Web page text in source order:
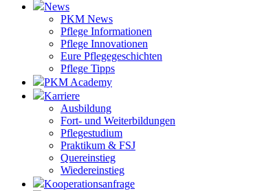
News
PKM News
Pflege Informationen
Pflege Innovationen
Eure Pflegegeschichten
Pflege Tipps
PKM Academy
Karriere
Ausbildung
Fort- und Weiterbildungen
Pflegestudium
Praktikum & FSJ
Quereinstieg
Wiedereinstieg
Kooperationsanfrage